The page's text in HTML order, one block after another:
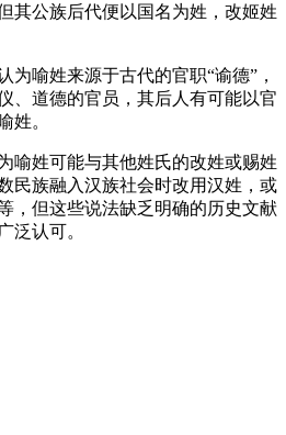
其公族后代便以国名为姓，改姬姓
为喻姓来源于古代的官职“谕德”，
、道德的官员，其后人有可能以官
姓。
喻姓可能与其他姓氏的改姓或赐姓
民族融入汉族社会时改用汉姓，或
，但这些说法缺乏明确的历史文献
泛认可。